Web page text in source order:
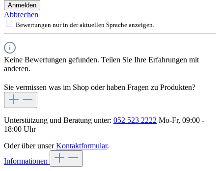
Anmelden
Abbrechen
Bewertungen nur in der aktuellen Sprache anzeigen.
Keine Bewertungen gefunden. Teilen Sie Ihre Erfahrungen mit
anderen.
Sie vermissen was im Shop oder haben Fragen zu Produkten?
Unterstützung und Beratung unter: 052 523 2222 Mo-Fr, 09:00 -
18:00 Uhr
Oder über unserKontaktformular.
Informationen